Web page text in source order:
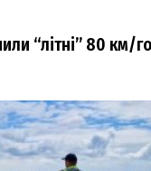
“літні” 80 км/